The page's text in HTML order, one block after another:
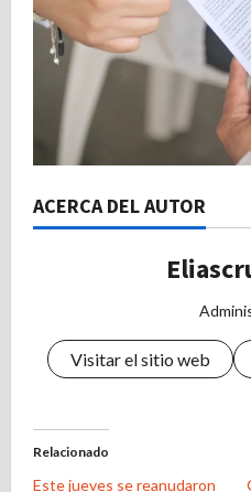
ACERCA DEL AUTOR
Visitar el sitio web
Relacionado
Este jueves se reanudaron